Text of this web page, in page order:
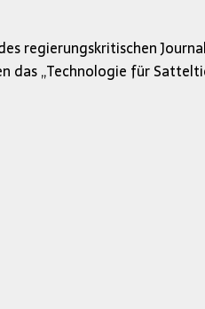
regierungskritischen
das „Technologie für